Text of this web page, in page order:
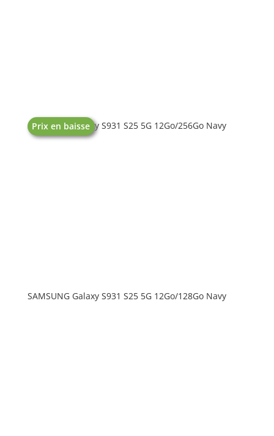
Prix en baisse
SAMSUNG Galaxy S931 S25 5G 12Go/256Go Navy
SAMSUNG Galaxy S931 S25 5G 12Go/128Go Navy